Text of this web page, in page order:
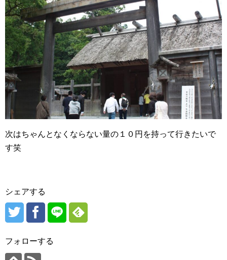
次はちゃんとなくならない量の１０円を持って行きたいで
す笑
シェアする
フォローする